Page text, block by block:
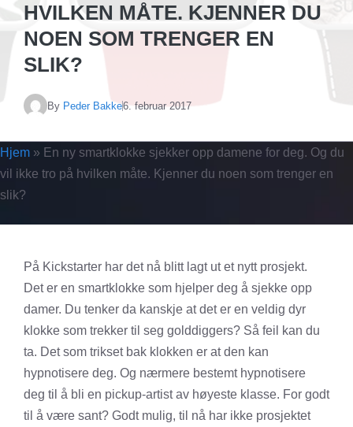
HVILKEN MÅTE. KJENNER DU
NOEN SOM TRENGER EN
SLIK?
By Peder Bakke6. februar 2017
Hjem » En ny smartklokke sjekker opp damene for deg. Og du
vil ikke tro på hvilken måte. Kjenner du noen som trenger en
slik?
På Kickstarter har det nå blitt lagt ut et nytt prosjekt.
Det er en smartklokke som hjelper deg å sjekke opp
damer. Du tenker da kanskje at det er en veldig dyr
klokke som trekker til seg golddiggers? Så feil kan du
ta. Det som trikset bak klokken er at den kan
hypnotisere deg. Og nærmere bestemt hypnotisere
deg til å bli en pickup-artist av høyeste klasse. For godt
til å være sant? Godt mulig, til nå har ikke prosjektet